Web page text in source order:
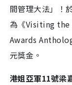
間管理大法」！
為《Visiting
Awards
元獎金。
港姐亞軍11號梁